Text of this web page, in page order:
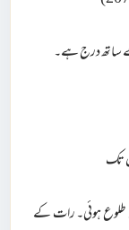
ساتھ درج ہے۔
تک
طلوع ہوئی۔ رات کے